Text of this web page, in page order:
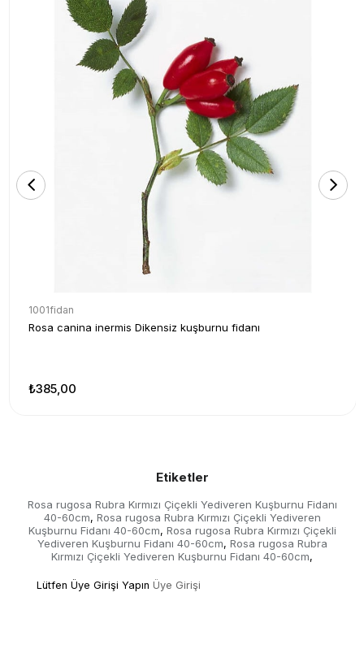
1001fidan
Rosa canina inermis Dikensiz kuşburnu fidanı
₺385,00
Etiketler
Rosa rugosa Rubra Kırmızı Çiçekli Yediveren Kuşburnu Fidanı
40-60cm, Rosa rugosa Rubra Kırmızı Çiçekli Yediveren
Kuşburnu Fidanı 40-60cm, Rosa rugosa Rubra Kırmızı Çiçekli
Yediveren Kuşburnu Fidanı 40-60cm, Rosa rugosa Rubra
Kırmızı Çiçekli Yediveren Kuşburnu Fidanı 40-60cm,
Lütfen Üye Girişi Yapın Üye Girişi